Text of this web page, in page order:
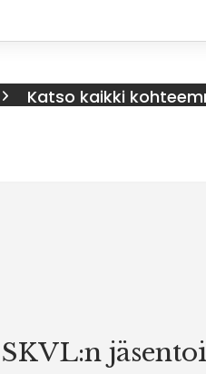
Katso kaikki
SKVL:n